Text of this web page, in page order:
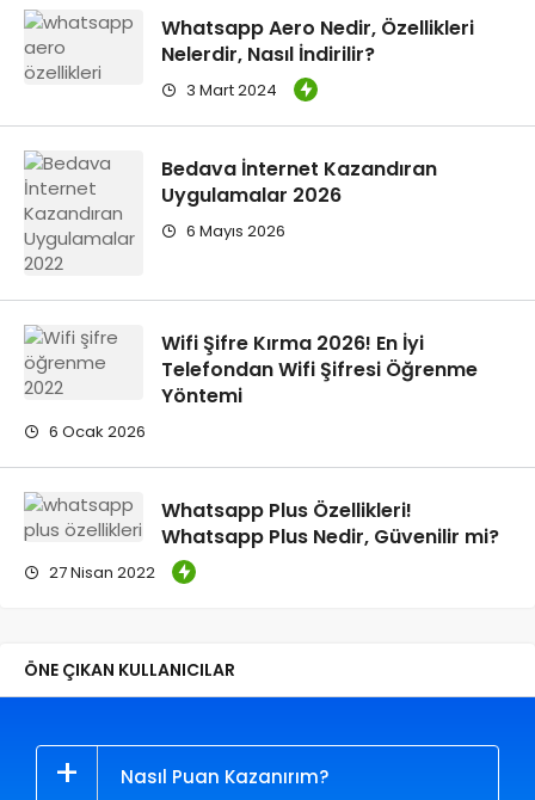
Whatsapp Aero Nedir, Özellikleri
Nelerdir, Nasıl İndirilir?
3 Mart 2024
Bedava İnternet Kazandıran
Uygulamalar 2026
6 Mayıs 2026
Wifi Şifre Kırma 2026! En İyi
Telefondan Wifi Şifresi Öğrenme
Yöntemi
6 Ocak 2026
Whatsapp Plus Özellikleri!
Whatsapp Plus Nedir, Güvenilir mi?
27 Nisan 2022
ÖNE ÇIKAN KULLANICILAR
Nasıl Puan Kazanırım?